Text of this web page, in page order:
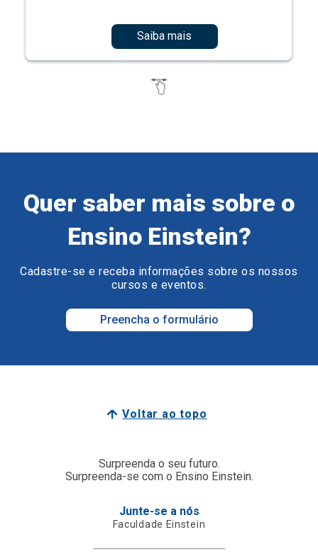
Saiba mais
Quer saber mais sobre o
Ensino Einstein?
Cadastre-se e receba informações sobre os nossos
cursos e eventos.
Preencha o formulário
Voltar ao topo
Surpreenda o seu futuro.
Surpreenda-se com o Ensino Einstein.
Junte-se a nós
Faculdade Einstein